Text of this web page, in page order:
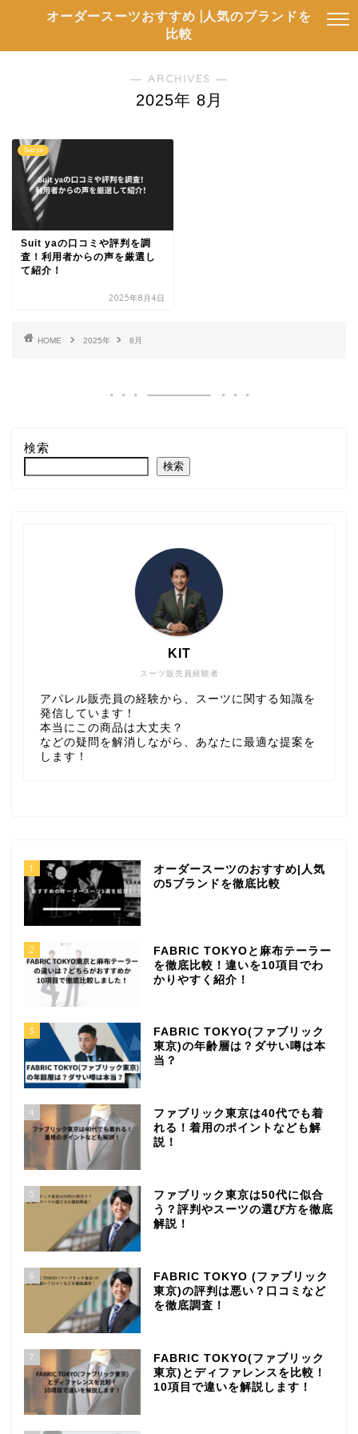
オーダースーツおすすめ |人気のブランドを
比較
― ARCHIVES ―
2025年 8月
Suit ya
Suit yaの口コミや評判を調
査！利用者からの声を厳選し
て紹介！
2025年8月4日
HOME 2025年 8月
検索
検索
スーツ販売員経験者
KIT
アパレル販売員の経験から、スーツに関する知識を
発信しています！
本当にこの商品は大丈夫？
などの疑問を解消しながら、あなたに最適な提案を
します！
1
オーダースーツのおすすめ|人気
の5ブランドを徹底比較
2
FABRIC TOKYOと麻布テーラー
を徹底比較！違いを10項目でわ
かりやすく紹介！
3
FABRIC TOKYO(ファブリック
東京)の年齢層は？ダサい噂は本
当？
4
ファブリック東京は40代でも着
れる！着用のポイントなども解
説！
5
ファブリック東京は50代に似合
う？評判やスーツの選び方を徹底
解説！
6
FABRIC TOKYO (ファブリック
東京)の評判は悪い？口コミなど
を徹底調査！
7
FABRIC TOKYO(ファブリック
東京)とディファレンスを比較！
10項目で違いを解説します！